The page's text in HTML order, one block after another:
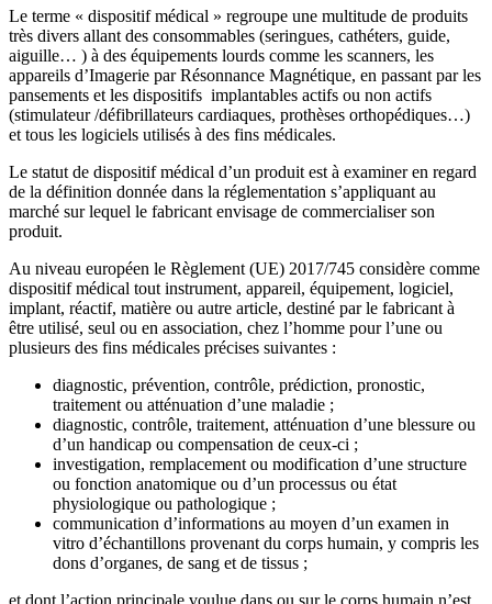
Le terme « dispositif médical » regroupe une multitude de produits
très divers allant des consommables (seringues, cathéters, guide,
aiguille… ) à des équipements lourds comme les scanners, les
appareils d’Imagerie par Résonnance Magnétique, en passant par les
pansements et les dispositifs implantables actifs ou non actifs
(stimulateur /défibrillateurs cardiaques, prothèses orthopédiques…)
et tous les logiciels utilisés à des fins médicales.
Le statut de dispositif médical d’un produit est à examiner en regard
de la définition donnée dans la réglementation s’appliquant au
marché sur lequel le fabricant envisage de commercialiser son
produit.
Au niveau européen le Règlement (UE) 2017/745 considère comme
dispositif médical tout instrument, appareil, équipement, logiciel,
implant, réactif, matière ou autre article, destiné par le fabricant à
être utilisé, seul ou en association, chez l’homme pour l’une ou
plusieurs des fins médicales précises suivantes :
diagnostic, prévention, contrôle, prédiction, pronostic,
traitement ou atténuation d’une maladie ;
diagnostic, contrôle, traitement, atténuation d’une blessure ou
d’un handicap ou compensation de ceux-ci ;
investigation, remplacement ou modification d’une structure
ou fonction anatomique ou d’un processus ou état
physiologique ou pathologique ;
communication d’informations au moyen d’un examen in
vitro d’échantillons provenant du corps humain, y compris les
dons d’organes, de sang et de tissus ;